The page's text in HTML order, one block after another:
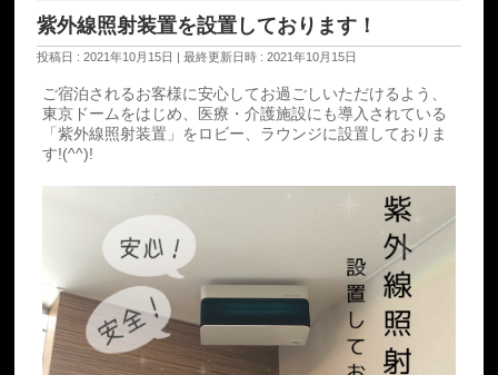
紫外線照射装置を設置しております！
投稿日 : 2021年10月15日 最終更新日時 : 2021年10月15日
ご宿泊されるお客様に安心してお過ごしいただけるよう、
東京ドームをはじめ、医療・介護施設にも導入されている
「紫外線照射装置」をロビー、ラウンジに設置しておりま
す!(^^)!